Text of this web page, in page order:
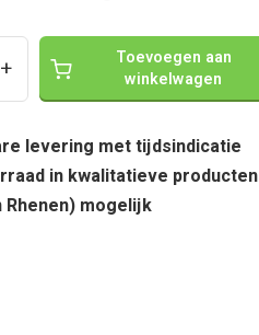
+
Toevoegen aan
winkelwagen
levering met tijdsindicatie
in kwalitatieve producten
Rhenen) mogelijk